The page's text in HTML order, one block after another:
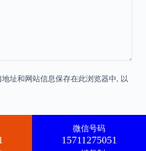
址和网站信息保存在此浏览器中, 以
微信号码
15711275051